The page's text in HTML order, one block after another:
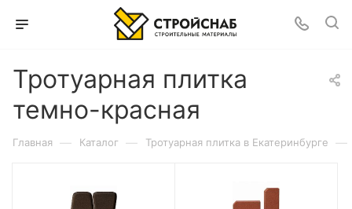
Тротуарная плитка
темно-красная
Главная — Каталог — Тротуарная плитка в Екатеринбурге —